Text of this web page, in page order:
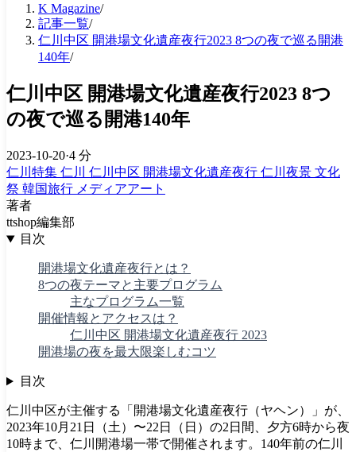
K Magazine/
記事一覧/
仁川中区 開港場文化遺産夜行2023 8つの夜で巡る開港
140年/
仁川中区 開港場文化遺産夜行2023 8つ
の夜で巡る開港140年
2023-10-20·4 分
仁川特集 仁川 仁川中区 開港場文化遺産夜行 仁川夜景 文化
祭 韓国旅行 メディアアート
著者
ttshop編集部
目次
開港場文化遺産夜行とは？
8つの夜テーマと主要プログラム
主なプログラム一覧
開催情報とアクセスは？
仁川中区 開港場文化遺産夜行 2023
開港場の夜を最大限楽しむコツ
目次
仁川中区が主催する「開港場文化遺産夜行（ヤヘン）」が、
2023年10月21日（土）〜22日（日）の2日間、夕方6時から夜
10時まで、仁川開港場一帯で開催されます。140年前の仁川